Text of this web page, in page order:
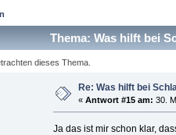
Thema: Was hilft bei
dieses Thema.
Re: Was hilft bei
«Antwort #15 am: 30.
Ja das ist mir schon klar,